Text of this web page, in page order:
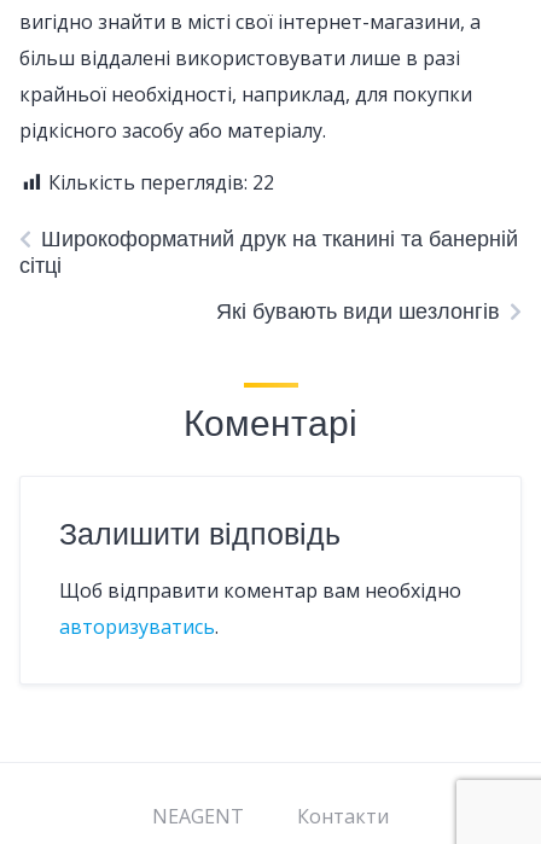
вигідно знайти в місті свої інтернет-магазини, а
більш віддалені використовувати лише в разі
крайньої необхідності, наприклад, для покупки
рідкісного засобу або матеріалу.
Кількість переглядів: 22
Широкоформатний друк на тканині та банерній
сітці
Які бувають види шезлонгів
Коментарі
Залишити відповідь
Щоб відправити коментар вам необхідно
авторизуватись.
NEAGENT Контакти